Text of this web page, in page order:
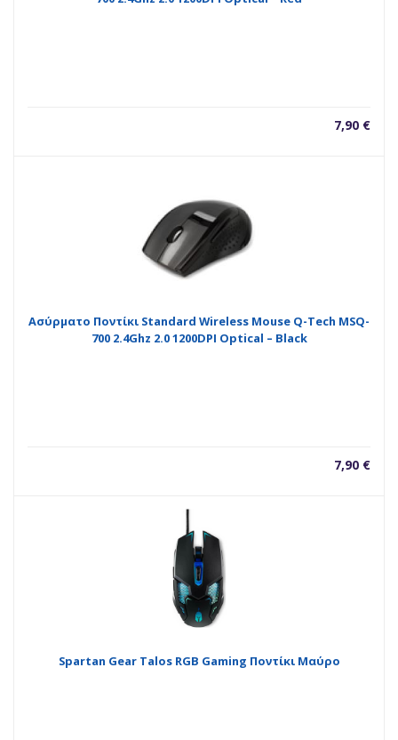
7,90 €
Ασύρματο Ποντίκι Standard Wireless Mouse Q-Tech MSQ-
700 2.4Ghz 2.0 1200DPI Optical – Black
7,90 €
Spartan Gear Talos RGB Gaming Ποντίκι Μαύρο